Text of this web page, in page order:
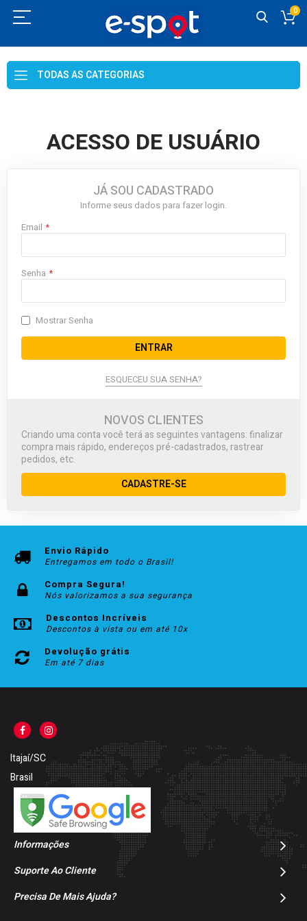
0
Skip
to
ContentTODAS AS CATEGORIAS
ACESSO DE USUÁRIO
JÁ SOU CADASTRADO
Informe seus dados para fazer login.
Email
Senha
Mostrar Senha
ENTRAR
ESQUECEU SUA SENHA?
NOVOS CLIENTES
Criando uma conta você terá as seguintes vantagens: finalizar
compra mais rápido, endereços pré-cadastrados, rastrear
pedidos, etc.
CADASTRE-SE
Envio Rápido
Entregamos em todo o Brasil!
Compra Segura!
Nós valorizamos a sua segurança
Descontos Incríveis
Descontos à vista ou em até 10x
Devolução grátis
Em até 7 dias
Itajaí/SC
Brasil
Informações
Suporte Ao Cliente
Precisa De Mais Ajuda?